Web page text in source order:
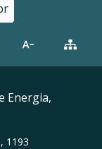
Energia,
1193